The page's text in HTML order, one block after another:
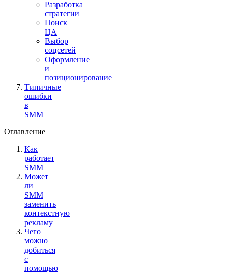
Разработка
стратегии
Поиск
ЦА
Выбор
соцсетей
Оформление
и
позиционирование
Типичные
ошибки
в
SMM
Оглавление
Как
работает
SMM
Может
ли
SMM
заменить
контекстную
рекламу
Чего
можно
добиться
с
помощью